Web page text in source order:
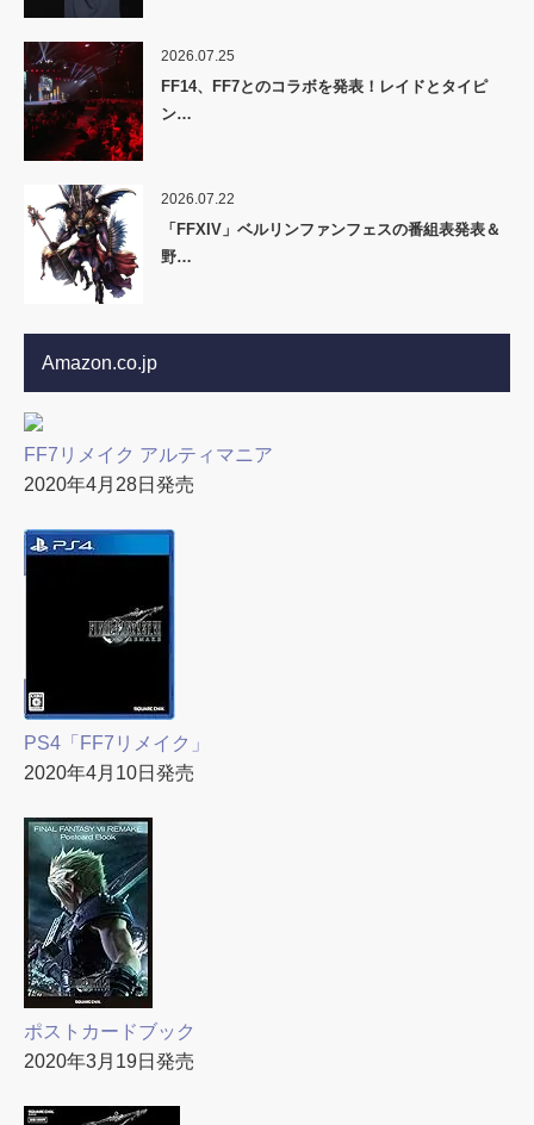
2026.07.25
FF14、FF7とのコラボを発表！レイドとタイピ
ン…
2026.07.22
「FFXIV」ベルリンファンフェスの番組表発表＆
野…
Amazon.co.jp
FF7リメイク アルティマニア
2020年4月28日発売
PS4「FF7リメイク」
2020年4月10日発売
ポストカードブック
2020年3月19日発売